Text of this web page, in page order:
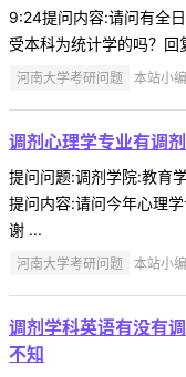
9:24提问内容:请问有全
受本科为统计学的吗？
河南大学考研问题 本站小
调剂心理学专业有调
提问问题:调剂学院:教
提问内容:请问今年心理
谢 ...
河南大学考研问题 本站小
调剂学科英语有没有
不知